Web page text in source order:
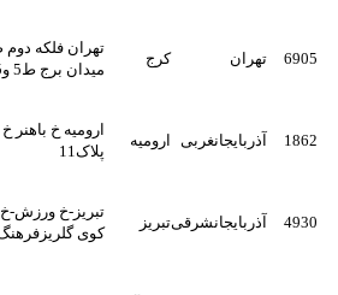
تهران کرج
تهران فلکه دوم صادقیه
میدان برج ط5 و5احد5
آذربایجانغربی ارومیه
ارومیه خ باهنر خ معلم کوچه7
پلاک11
آذربایجانشرقی تبریز
تبریز-خ ورزش-خ دامپزشکی-
کوی گلریزفرهنگ-پلاک33